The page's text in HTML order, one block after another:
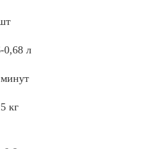
0,68 л
кг